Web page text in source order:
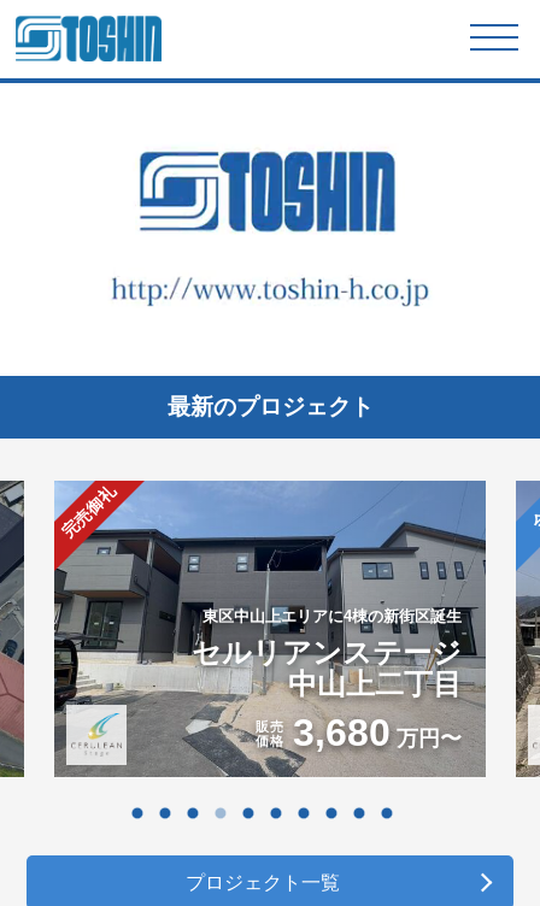
最新のプロジェクト
完売御礼
東区中山上エリアに4棟の新街区誕生
セルリアンステージ
中山上二丁目
3,680 万円〜
販売
価格
プロジェクト一覧